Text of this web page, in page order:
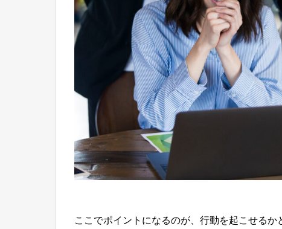
ここでポイントになるのが、行動を起こせる